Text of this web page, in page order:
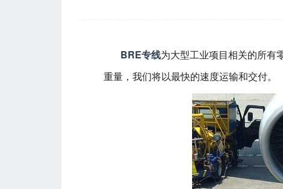
BRE专线为大型工业项目相关的所有
重量，我们将以最快的速度运输和交付。